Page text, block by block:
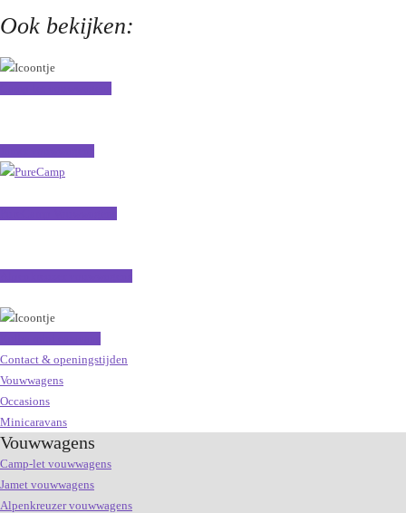
Ook bekijken:
Contact & openingstijden
Vouwwagens
Occasions
Minicaravans
Vouwwagens
Camp-let vouwwagens
Jamet vouwwagens
Alpenkreuzer vouwwagens